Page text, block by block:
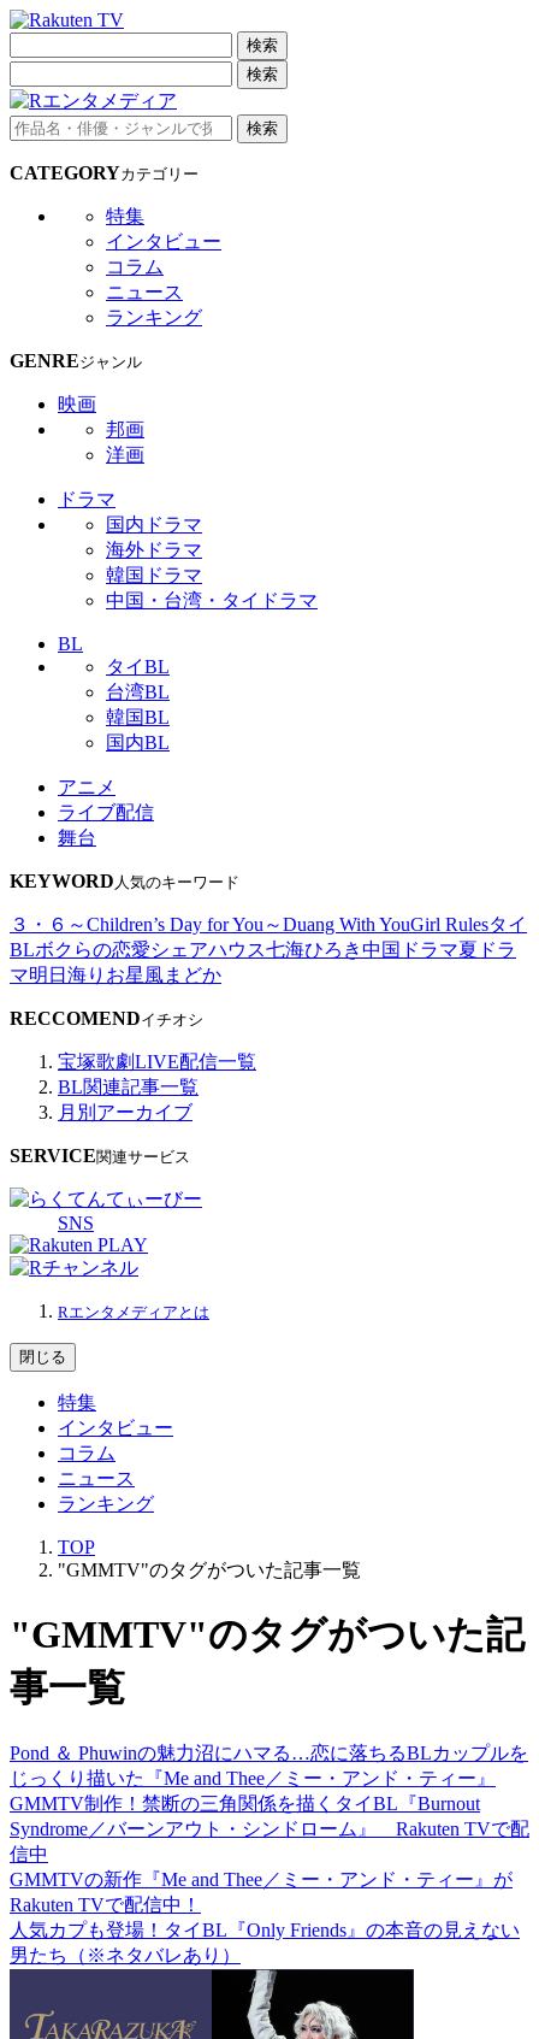
検索
検索
検索
CATEGORYカテゴリー
特集
インタビュー
コラム
ニュース
ランキング
GENREジャンル
映画
邦画
洋画
ドラマ
国内ドラマ
海外ドラマ
韓国ドラマ
中国・台湾・タイドラマ
BL
タイBL
台湾BL
韓国BL
国内BL
アニメ
ライブ配信
舞台
KEYWORD 人気のキーワード
３・６～Children’s Day for You～Duang With YouGirl Rulesタイ
BLボクらの恋愛シェアハウス七海ひろき中国ドラマ夏ドラ
マ明日海りお星風まどか
RECCOMENDイチオシ
宝塚歌劇LIVE配信一覧
BL関連記事一覧
月別アーカイブ
SERVICE関連サービス
SNS
Rエンタメディアとは
閉じる
特集
インタビュー
コラム
ニュース
ランキング
TOP
"GMMTV"のタグがついた記事一覧
"GMMTV"のタグがついた記
事一覧
Pond ＆ Phuwinの魅力沼にハマる…恋に落ちるBLカップルを
じっくり描いた『Me and Thee／ミー・アンド・ティー』
GMMTV制作！禁断の三角関係を描くタイBL『Burnout
Syndrome／バーンアウト・シンドローム』 Rakuten TVで配
信中
GMMTVの新作『Me and Thee／ミー・アンド・ティー』が
Rakuten TVで配信中！
人気カプも登場！タイBL『Only Friends』の本音の見えない
男たち（※ネタバレあり）